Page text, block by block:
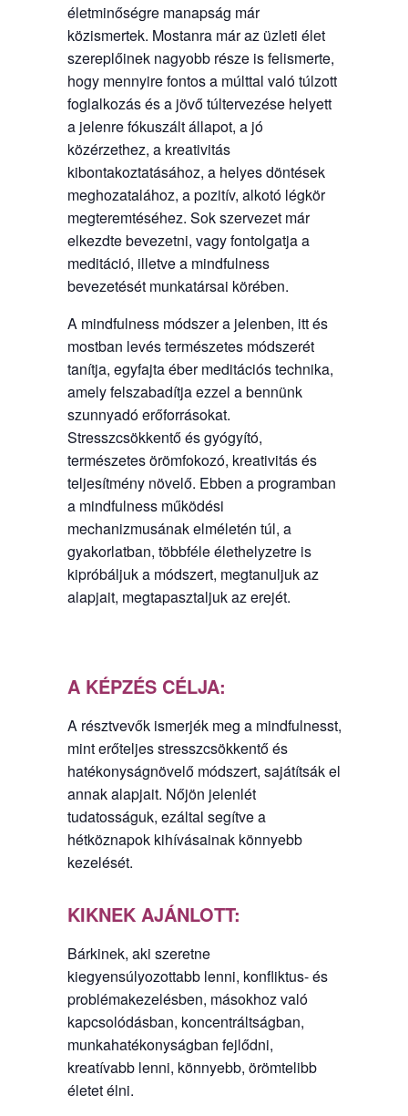
életminőségre manapság már
közismertek. Mostanra már az üzleti élet
szereplőinek nagyobb része is felismerte,
hogy mennyire fontos a múlttal való túlzott
foglalkozás és a jövő túltervezése helyett
a jelenre fókuszált állapot, a jó
közérzethez, a kreativitás
kibontakoztatásához, a helyes döntések
meghozatalához, a pozitív, alkotó légkör
megteremtéséhez. Sok szervezet már
elkezdte bevezetni, vagy fontolgatja a
meditáció, illetve a mindfulness
bevezetését munkatársai körében.
A mindfulness módszer a jelenben, itt és
mostban levés természetes módszerét
tanítja, egyfajta éber meditációs technika,
amely felszabadítja ezzel a bennünk
szunnyadó erőforrásokat.
Stresszcsökkentő és gyógyító,
természetes örömfokozó, kreativitás és
teljesítmény növelő. Ebben a programban
a mindfulness működési
mechanizmusának elméletén túl, a
gyakorlatban, többféle élethelyzetre is
kipróbáljuk a módszert, megtanuljuk az
alapjait, megtapasztaljuk az erejét.
A KÉPZÉS CÉLJA:
A résztvevők ismerjék meg a mindfulnesst,
mint erőteljes stresszcsökkentő és
hatékonyságnövelő módszert, sajátítsák el
annak alapjait. Nőjön jelenlét
tudatosságuk, ezáltal segítve a
hétköznapok kihívásainak könnyebb
kezelését.
KIKNEK AJÁNLOTT:
Bárkinek, aki szeretne
kiegyensúlyozottabb lenni, konfliktus- és
problémakezelésben, másokhoz való
kapcsolódásban, koncentráltságban,
munkahatékonyságban fejlődni,
kreatívabb lenni, könnyebb, örömtelibb
életet élni.